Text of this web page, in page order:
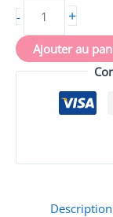
-
oeil,
+
Ajouter au
Description